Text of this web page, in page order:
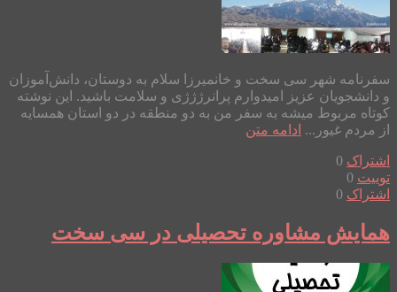
سفرنامه شهر سی سخت و خانمیرزا سلام به دوستان، دانش‌آموزان
و دانشجویان عزیز امیدوارم پرانرژژژی و سلامت باشید. این نوشته
کوتاه مربوط میشه به سفر من به دو منطقه در دو استان همسایه
از مردم غیور... ادامه متن
اشتراک 0
توییت 0
اشتراک 0
همایش مشاوره تحصیلی در سی سخت